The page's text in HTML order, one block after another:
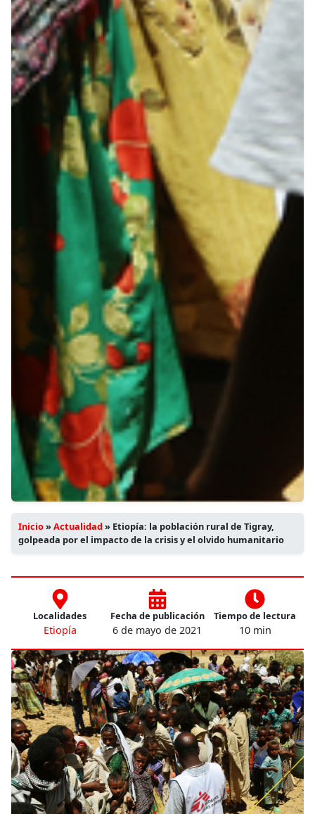
Inicio»Actualidad» Etiopía: la población rural de Tigray,
golpeada por el impacto de la crisis y el olvido humanitario
Localidades
Etiopía
Fecha de publicación
6 de mayo de 2021
Tiempo de lectura
10 min